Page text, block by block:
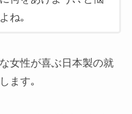
ね｡
女性が喜ぶ日本製の就
ます｡